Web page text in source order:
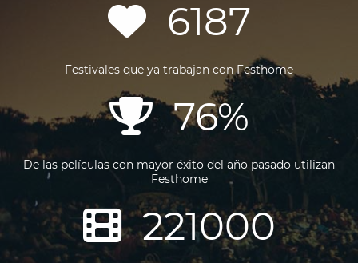
6187
Festivales que ya trabajan con Festhome
76%
De las películas con mayor éxito del año pasado utilizan
Festhome
221000